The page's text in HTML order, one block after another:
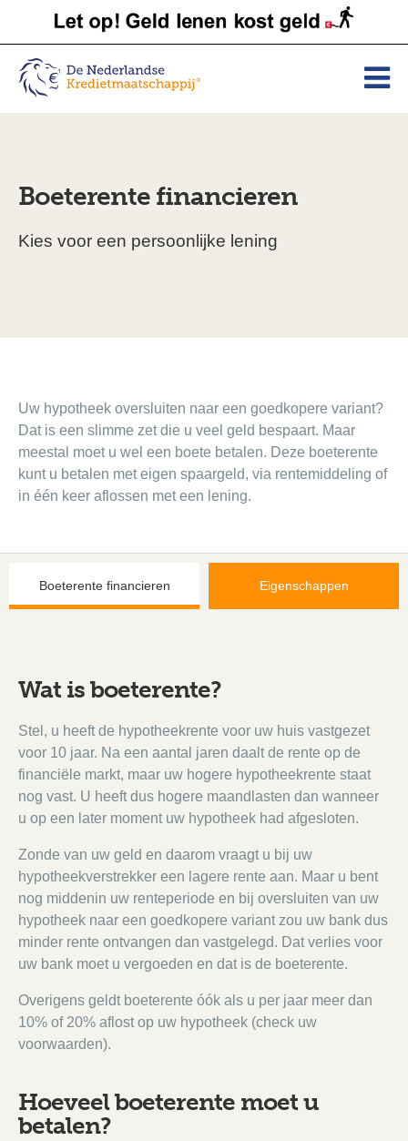
Boeterente financieren
Kies voor een persoonlijke lening
Uw hypotheek oversluiten naar een goedkopere variant?
Dat is een slimme zet die u veel geld bespaart. Maar
meestal moet u wel een boete betalen. Deze boeterente
kunt u betalen met eigen spaargeld, via rentemiddeling of
in één keer aflossen met een lening.
Boeterente financieren Eigenschappen
Wat is boeterente?
Stel, u heeft de hypotheekrente voor uw huis vastgezet
voor 10 jaar. Na een aantal jaren daalt de rente op de
financiële markt, maar uw hogere hypotheekrente staat
nog vast. U heeft dus hogere maandlasten dan wanneer
u op een later moment uw hypotheek had afgesloten.
Zonde van uw geld en daarom vraagt u bij uw
hypotheekverstrekker een lagere rente aan. Maar u bent
nog middenin uw renteperiode en bij oversluiten van uw
hypotheek naar een goedkopere variant zou uw bank dus
minder rente ontvangen dan vastgelegd. Dat verlies voor
uw bank moet u vergoeden en dat is de boeterente.
Overigens geldt boeterente óók als u per jaar meer dan
10% of 20% aflost op uw hypotheek (check uw
voorwaarden).
Hoeveel boeterente moet u
betalen?